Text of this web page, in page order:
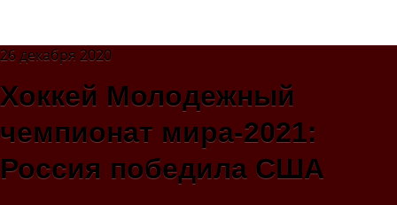
26 декабря 2020
Хоккей Молодежный
чемпионат мира-2021:
Россия победила США